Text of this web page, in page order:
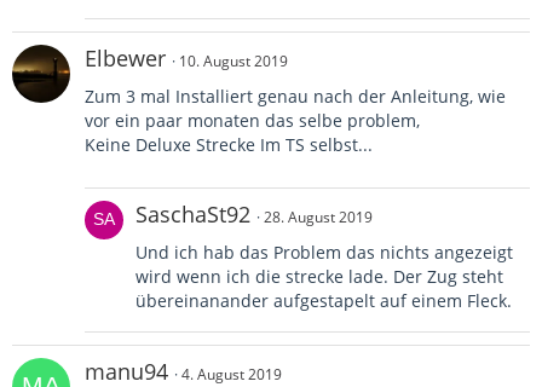
Elbewer 10. August 2019
Zum 3 mal Installiert genau nach der Anleitung, wie
vor ein paar monaten das selbe problem,
Keine Deluxe Strecke Im TS selbst...
SaschaSt92 28. August 2019
Und ich hab das Problem das nichts angezeigt
wird wenn ich die strecke lade. Der Zug steht
übereinanander aufgestapelt auf einem Fleck.
manu94 4. August 2019